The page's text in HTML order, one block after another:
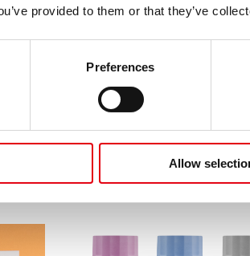
provided to them or that they’ve
Preferences
Allow